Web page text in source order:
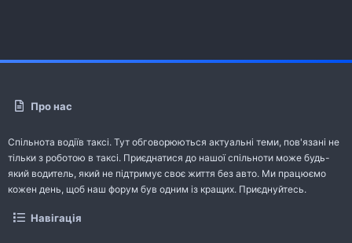
Про нас
Спільнота водіїв таксі. Тут обговорюються актуальні теми, пов'язані не
тільки з роботою в таксі. Приєднатися до нашої спільноти може будь-
який водитель, який не підтримує своє життя без авто. Ми працюємо
кожен день, щоб наш форум був одним із кращих. Приєднуйтесь.
Навігація